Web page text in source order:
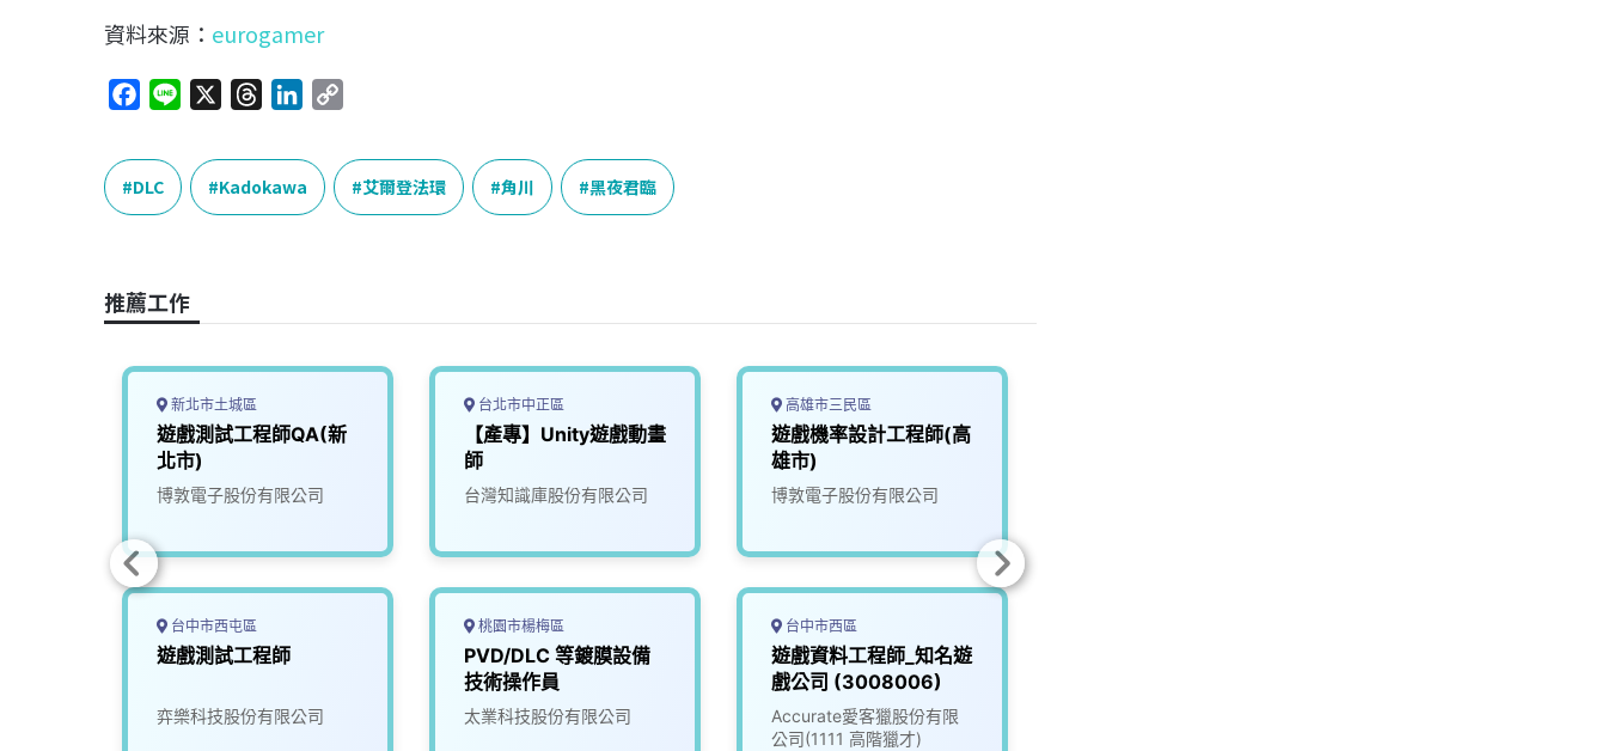
資料來源： eurogamer
c
e
b
k
e
r
e
a
n
k
e
p
L
DLC Kadokawa 艾爾登法環 角川 黑夜君臨
推薦工作
新北市土城區
遊戲測試工程師QA(新
北市)
博敦電子股份有限公司
台中市西屯區
遊戲測試工程師
弈樂科技股份有限公司
台北市中正區
【產專】Unity遊戲動畫
師
台灣知識庫股份有限公司
桃園市楊梅區
PVD/DLC 等鍍膜設備
技術操作員
太業科技股份有限公司
高雄市三民區
遊戲機率設計工程師(高
雄市)
博敦電子股份有限公司
台中市西區
遊戲資料工程師_知名遊
戲公司 (3008006)
Accurate愛客獵股份有限
公司(1111 高階獵才)